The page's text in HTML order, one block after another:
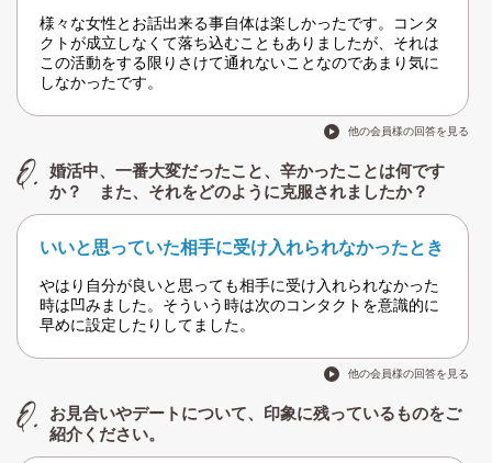
様々な女性とお話出来る事自体は楽しかったです。コンタ
クトが成立しなくて落ち込むこともありましたが、それは
この活動をする限りさけて通れないことなのであまり気に
しなかったです。
他の会員様の回答を見る
婚活中、一番大変だったこと、辛かったことは何です
か？ また、それをどのように克服されましたか？
いいと思っていた相手に受け入れられなかったとき
やはり自分が良いと思っても相手に受け入れられなかった
時は凹みました。そういう時は次のコンタクトを意識的に
早めに設定したりしてました。
他の会員様の回答を見る
お見合いやデートについて、印象に残っているものをご
紹介ください。